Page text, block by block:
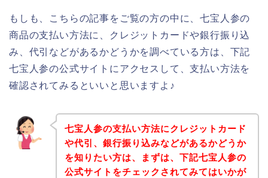
もしも、こちらの記事をご覧の方の中に、七宝人参の
商品の支払い方法に、クレジットカードや銀行振り込
み、代引などがあるかどうかを調べている方は、下記
七宝人参の公式サイトにアクセスして、支払い方法を
確認されてみるといいと思いますよ♪
七宝人参の支払い方法にクレジットカード
や代引、銀行振り込みなどがあるかどうか
を知りたい方は、まずは、下記七宝人参の
公式サイトをチェックされてみてはいかが